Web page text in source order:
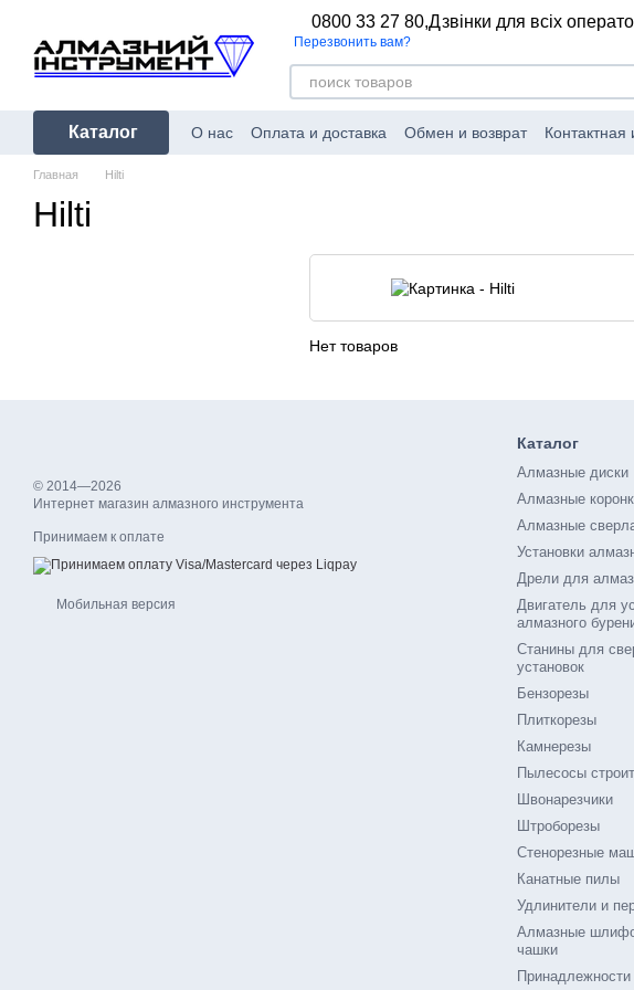
0800 33 27 80,Дзвінки для всіх
Перезвонить вам?
Каталог О нас Оплата и доставка Обмен и возврат
Главная Hilti
Hilti
Нет товаров
© 2014—2026
Интернет магазин алмазного инструмента
Принимаем к оплате
Мобильная версия
Каталог
Алмазные диски
Алмазные
Алмазные
Установки
Дрели для
Двигатель для
алмазного
Станины для
установок
Бензорезы
Плиткорезы
Камнерезы
Пылесосы
Швонарезчики
Штроборезы
Стенорезные
Канатные пилы
Удлинители и
Алмазные
чашки